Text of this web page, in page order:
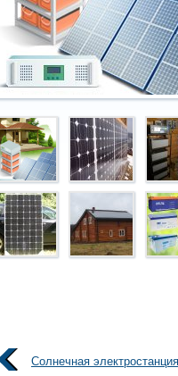
Солнечная